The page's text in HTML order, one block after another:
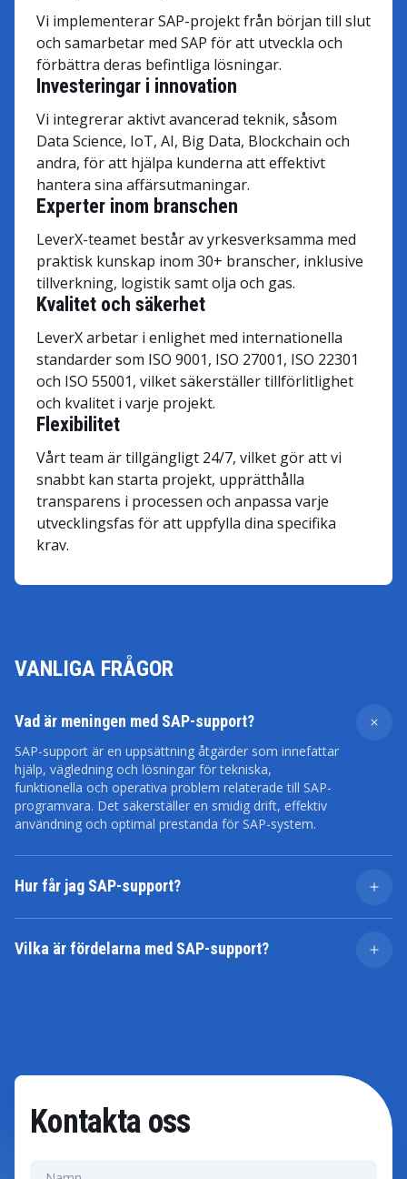
Experter inom branschen
LeverX-teamet består av yrkesverksamma med
praktisk kunskap inom 30+ branscher, inklusive
tillverkning, logistik samt olja och gas.
Vi implementerar SAP-projekt från början till slut
och samarbetar med SAP för att utveckla och
förbättra deras befintliga lösningar.
Kvalitet och säkerhet
LeverX arbetar i enlighet med internationella
standarder som ISO 9001, ISO 27001, ISO 22301
och ISO 55001, vilket säkerställer tillförlitlighet
och kvalitet i varje projekt.
Investeringar i innovation
Vi integrerar aktivt avancerad teknik, såsom
Data Science, IoT, AI, Big Data, Blockchain och
andra, för att hjälpa kunderna att effektivt
hantera sina affärsutmaningar.
Flexibilitet
Vårt team är tillgängligt 24/7, vilket gör att vi
snabbt kan starta projekt, upprätthålla
transparens i processen och anpassa varje
utvecklingsfas för att uppfylla dina specifika
krav.
VANLIGA FRÅGOR
Vad är meningen med SAP-support?
SAP-support är en uppsättning åtgärder som innefattar
hjälp, vägledning och lösningar för tekniska,
funktionella och operativa problem relaterade till SAP-
programvara. Det säkerställer en smidig drift, effektiv
användning och optimal prestanda för SAP-system.
Hur får jag SAP-support?
Du kan få tillgång till SAP-support genom olika kanaler
erbjuder. Beroende på ditt supportavtal kan detta
Vilka är fördelarna med SAP-support?
Kontakta oss